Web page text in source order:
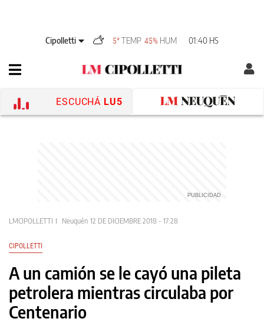
Cipolletti 5° TEMP 45% HUM 01:40 HS
ESCUCHÁ LU5
LMCIPOLLETTI Neuquén 12 DE DICIEMBRE 2018 - 17:28
CIPOLLETTI
A un camión se le cayó una pileta
petrolera mientras circulaba por
Centenario